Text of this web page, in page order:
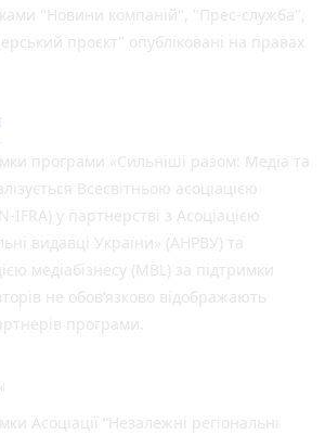
"Новини компаній", "Прес-служба",
проєкт" опубліковані на правах
програми «Сильніші разом: Медіа та
Всесвітньою асоціацією
IFRA) у партнерстві з Асоціацією
видавці України» (АНРВУ) та
медіабізнесу (MBL) за підтримки
не обов’язково відображають
програми.
Асоціації “Незалежні регіональні